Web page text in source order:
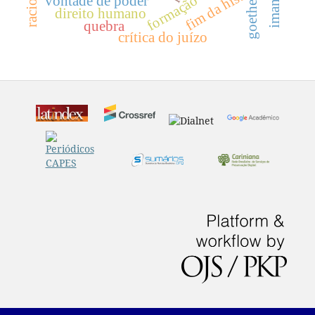
formação
direito humano goethe
crítica do juízo
quebra